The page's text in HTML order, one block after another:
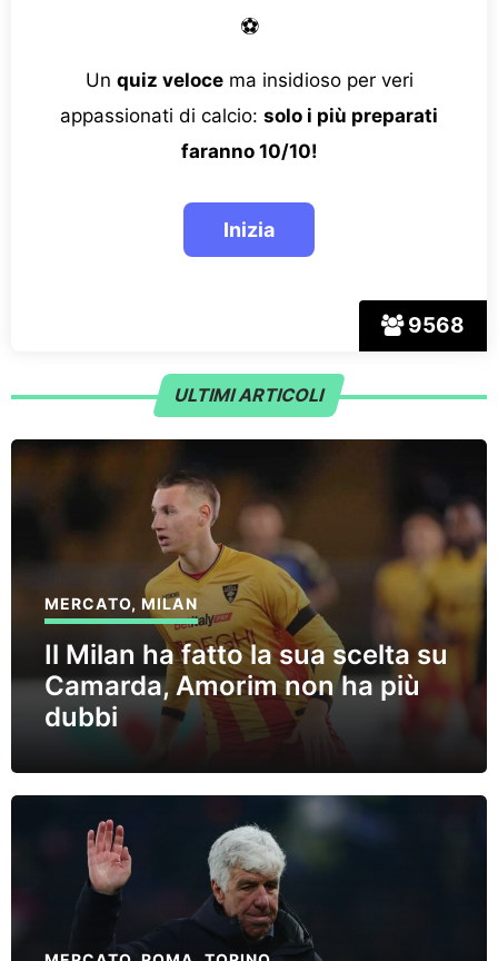
9568
⚽
Un quiz velocema insidioso per veri
appassionati di calcio: solo i più preparati
faranno 10/10!
ULTIMI ARTICOLI
MERCATO,MILAN
Il Milan ha fatto la sua scelta su
Camarda, Amorim non ha più
dubbi